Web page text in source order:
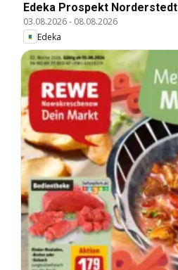
Edeka Prospekt Norderstedt
03.08.2026- 08.08.2026
Edeka